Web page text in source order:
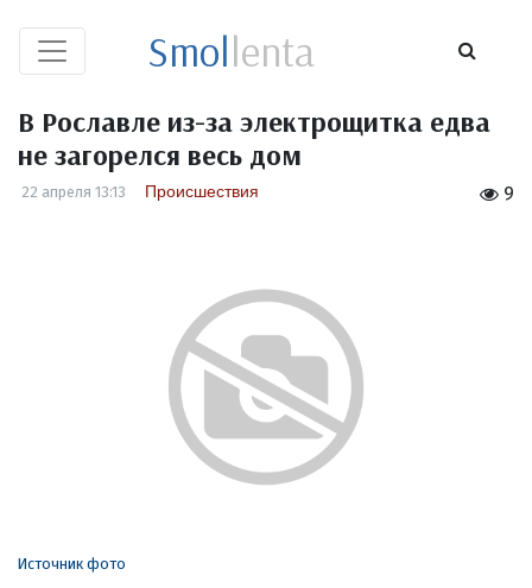
Smollenta
В Рославле из-за электрощитка едва
не загорелся весь дом
9
22 апреля 13:13 Происшествия
Источник фото